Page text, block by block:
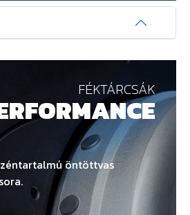
FÉKTÁRCSÁK
öntöttvas